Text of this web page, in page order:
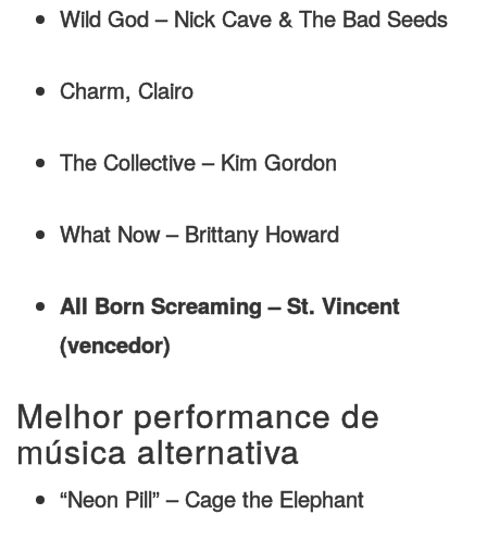
Wild God – Nick Cave & The Bad Seeds
Charm, Clairo
The Collective – Kim Gordon
What Now – Brittany Howard
All Born Screaming – St. Vincent
(vencedor)
Melhor performance de
música alternativa
“Neon Pill” – Cage the Elephant